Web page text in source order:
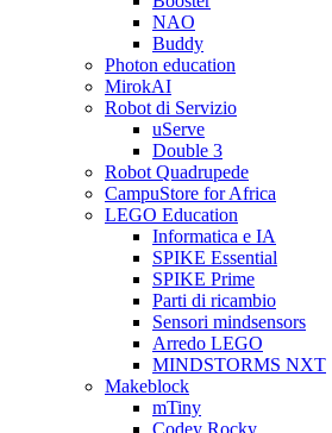
NAO
Buddy
Photon education
MirokAI
Robot di Servizio
uServe
Double 3
Robot Quadrupede
CampuStore for Africa
LEGO Education
Informatica e IA
SPIKE Essential
SPIKE Prime
Parti di ricambio
Sensori mindsensors
Arredo LEGO
MINDSTORMS NXT
Makeblock
mTiny
Codey Rocky